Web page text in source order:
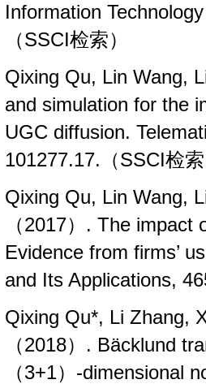
Information
（SSCI检索）
Qixing Qu, Lin Wang,
and simulation for the
UGC diffusion.
101277.17.（SSCI检
Qixing Qu, Lin Wang,
（2017）. The
Evidence from firms’
and Its Applications,
Qixing Qu*, Li Zhang,
（2018）. Bäcklund
（3+1）-dimensional